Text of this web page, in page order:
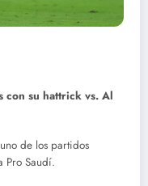
con su hattrick vs. Al
de los partidos
Pro Saudí.